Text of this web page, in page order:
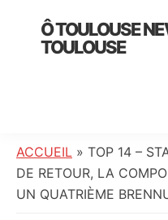
primary
Ô TOULOUSE
TOULOUSE
:
info
locale,
ACCUEIL » TOP 14 –
DE RETOUR, LA
UN QUATRIÈME